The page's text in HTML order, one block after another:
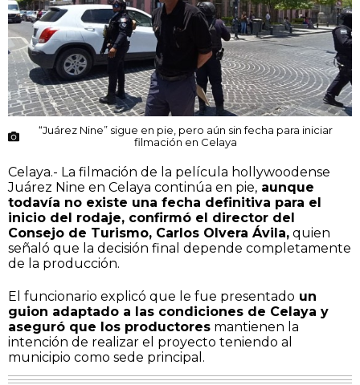
“Juárez Nine” sigue en pie, pero aún sin fecha para iniciar
filmación en Celaya
Celaya.- La filmación de la película hollywoodense
Juárez Nine en Celaya continúa en pie, aunque
todavía no existe una fecha definitiva para el
inicio del rodaje, confirmó el director del
Consejo de Turismo, Carlos Olvera Ávila, quien
señaló que la decisión final depende completamente
de la producción.
El funcionario explicó que le fue presentado un
guion adaptado a las condiciones de Celaya y
aseguró que los productores mantienen la
intención de realizar el proyecto teniendo al
municipio como sede principal.